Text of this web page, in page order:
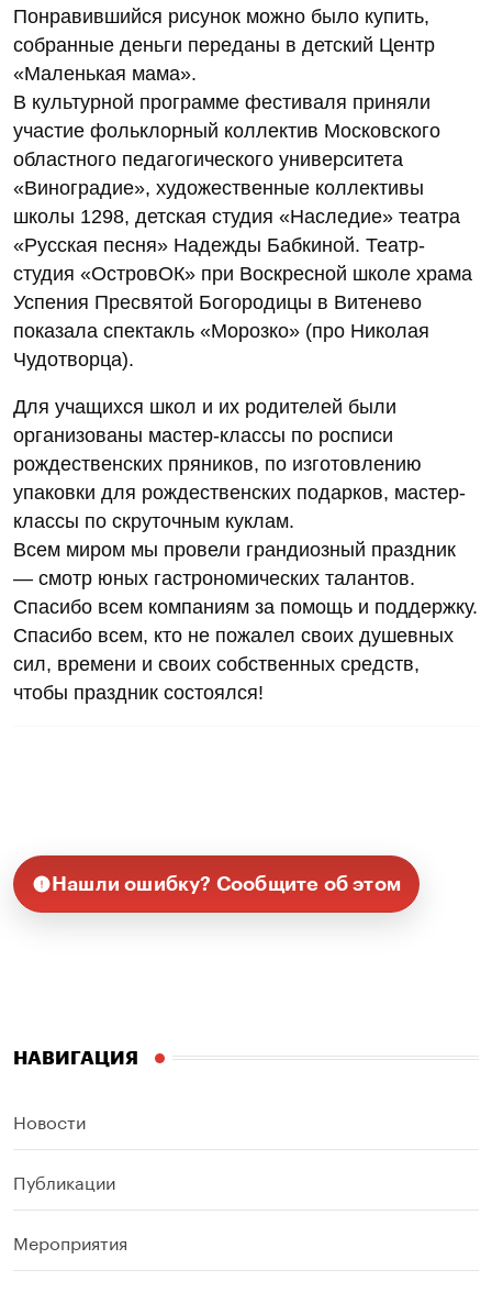
Понравившийся рисунок можно было купить,
собранные деньги переданы в детский Центр
«Маленькая мама».
В культурной программе фестиваля приняли
участие фольклорный коллектив Московского
областного педагогического университета
«Виноградие», художественные коллективы
школы 1298, детская студия «Наследие» театра
«Русская песня» Надежды Бабкиной. Театр-
студия «ОстровОК» при Воскресной школе храма
Успения Пресвятой Богородицы в Витенево
показала спектакль «Морозко» (про Николая
Чудотворца).
Для учащихся школ и их родителей были
организованы мастер-классы по росписи
рождественских пряников, по изготовлению
упаковки для рождественских подарков, мастер-
классы по скруточным куклам.
Всем миром мы провели грандиозный праздник
— смотр юных гастрономических талантов.
Спасибо всем компаниям за помощь и поддержку.
Спасибо всем, кто не пожалел своих душевных
сил, времени и своих собственных средств,
чтобы праздник состоялся!
Нашли ошибку? Сообщите об этом
НАВИГАЦИЯ
Новости
Публикации
Мероприятия